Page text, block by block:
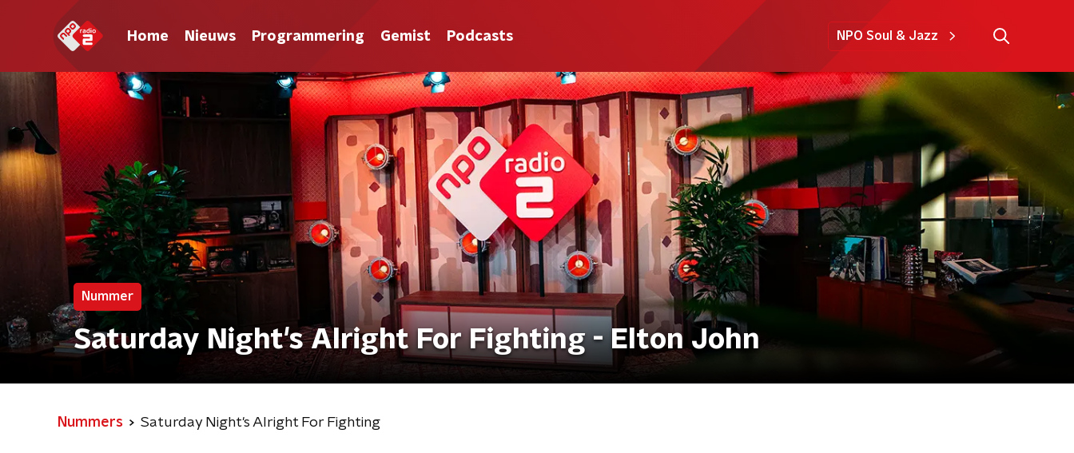
Home Nieuws Programmering Gemist Podcasts NPO Soul & Jazz
Nummer
Saturday Night's Alright For Fighting - Elton John
Nummers Saturday Night's Alright For Fighting